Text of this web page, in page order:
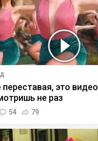
переставая, это видео
не раз
54 79